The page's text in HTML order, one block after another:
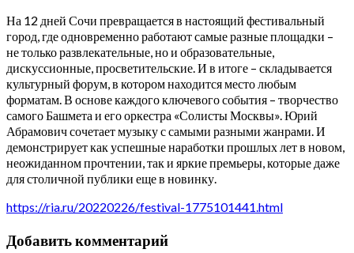
На 12 дней Сочи превращается в настоящий фестивальный
город, где одновременно работают самые разные площадки –
не только развлекательные, но и образовательные,
дискуссионные, просветительские. И в итоге – складывается
культурный форум, в котором находится место любым
форматам. В основе каждого ключевого события – творчество
самого Башмета и его оркестра «Солисты Москвы». Юрий
Абрамович сочетает музыку с самыми разными жанрами. И
демонстрирует как успешные наработки прошлых лет в новом,
неожиданном прочтении, так и яркие премьеры, которые даже
для столичной публики еще в новинку.
https://ria.ru/20220226/festival-1775101441.html
Добавить комментарий